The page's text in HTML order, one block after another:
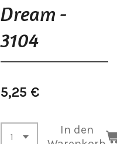
Dream -
3104
5,25 €
In den